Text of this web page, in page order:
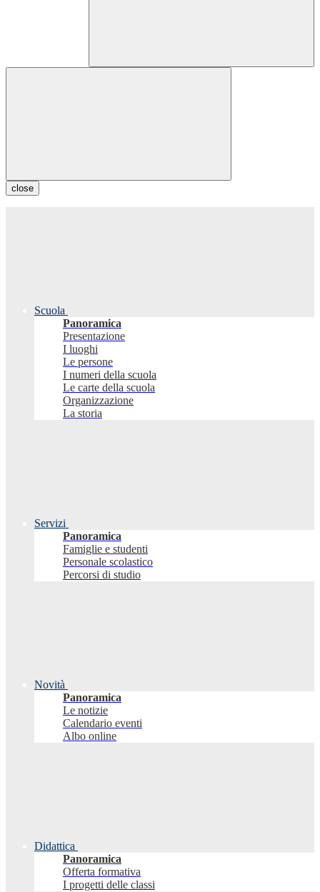
close
Scuola
Panoramica
Presentazione
I luoghi
Le persone
I numeri della scuola
Le carte della scuola
Organizzazione
La storia
Servizi
Panoramica
Famiglie e studenti
Personale scolastico
Percorsi di studio
Novità
Panoramica
Le notizie
Calendario eventi
Albo online
Didattica
Panoramica
Offerta formativa
I progetti delle classi